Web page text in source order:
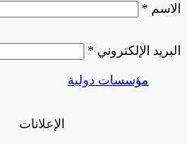
الاسم *
البريد الإلكتروني *
مؤسسات دولية
الإعلانات